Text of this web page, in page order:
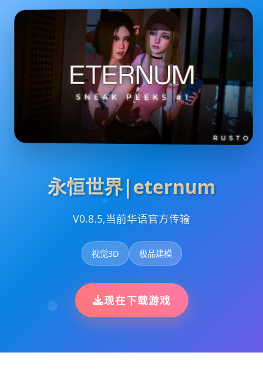
永恒世界|eternum
V0.8.5,当前华语官方传输
视觉3D 极品建模
现在下载游戏